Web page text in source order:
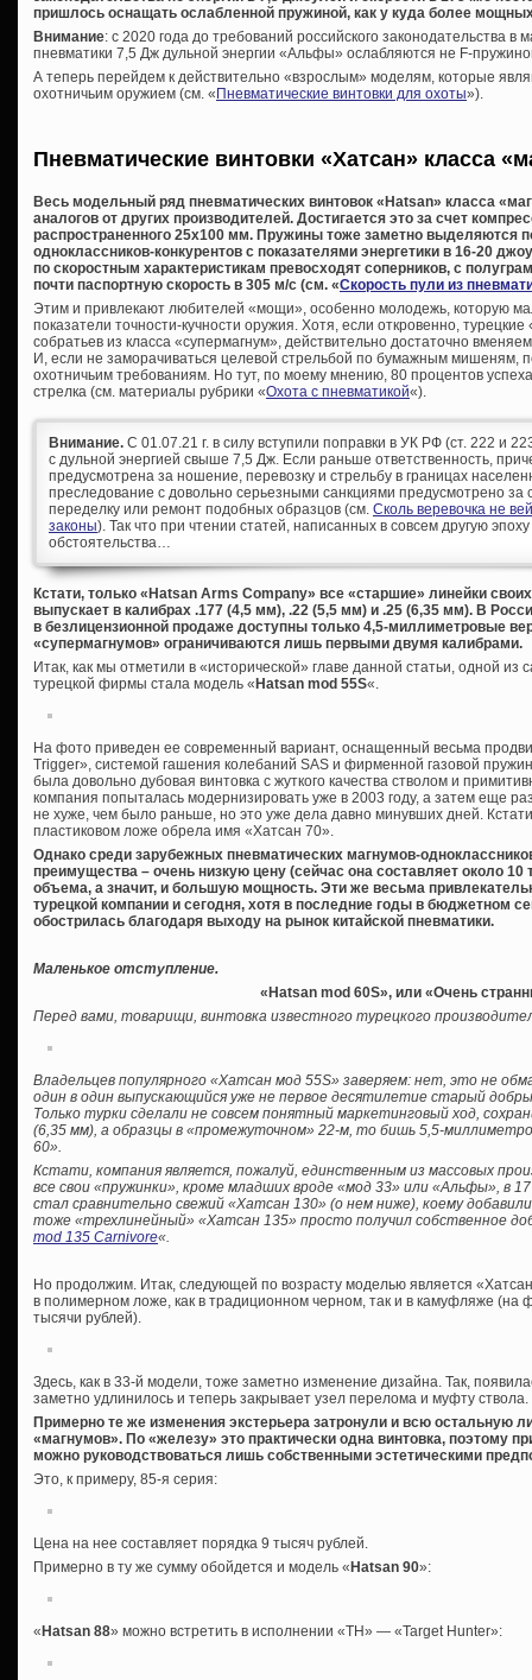
пришлось оснащать ослабленной пружиной, как у куда более
Внимание: с 2020 года до требований российского законодательства
пневматики 7,5 Дж дульной энергии «Альфы» ослабляются не F-
А теперь перейдем к действительно «взрослым» моделям, которые
охотничьим оружием (см. « Пневматические винтовки для охоты»).
Пневматические винтовки «Хатсан» класса
Весь модельный ряд пневматических винтовок «Hatsan» класса
аналогов от других производителей. Достигается это за счет
распространенного 25х100 мм. Пружины тоже заметно выделяются
одноклассников-конкурентов с показателями энергетики в 16-20
по скоростным характеристикам превосходят соперников, с
почти паспортную скорость в 305 м/с (см. «Скорость пули из
Этим и привлекают любителей «мощи», особенно молодежь, которую
показатели точности-кучности оружия. Хотя, если откровенно,
собратьев из класса «супермагнум», действительно достаточно
И, если не заморачиваться целевой стрельбой по бумажным мишеням,
охотничьим требованиям. Но тут, по моему мнению, 80 процентов
стрелка (см. материалы рубрики «Охота с пневматикой«).
Внимание. С 01.07.21 г. в силу вступили поправки в УК РФ (ст. 222 и
с дульной энергией свыше 7,5 Дж. Если раньше ответственность,
предусмотрена за ношение, перевозку и стрельбу в границах
преследование с довольно серьезными санкциями предусмотрено за
переделку или ремонт подобных образцов (см. Сколь веревочка не
законы). Так что при чтении статей, написанных в совсем другую
обстоятельства…
Кстати, только «Hatsan Arms Company» все «старшие» линейки
выпускает в калибрах .177 (4,5 мм), .22 (5,5 мм) и .25 (6,35 мм). В
в безлицензионной продаже доступны только 4,5-миллиметровые
«супермагнумов» ограничиваются лишь первыми двумя калибрами.
Итак, как мы отметили в «исторической» главе данной статьи, одной из
турецкой фирмы стала модель « Hatsan mod 55S«.
На фото приведен ее современный вариант, оснащенный весьма
Trigger», системой гашения колебаний SAS и фирменной газовой
была довольно дубовая винтовка с жуткого качества стволом и
компания попыталась модернизировать уже в 2003 году, а затем еще
не хуже, чем было раньше, но это уже дела давно минувших дней.
пластиковом ложе обрела имя «Хатсан 70».
Однако среди зарубежных пневматических магнумов-
преимущества – очень низкую цену (сейчас она составляет около
объема, а значит, и большую мощность. Эти же весьма
турецкой компании и сегодня, хотя в последние годы в бюджетном
обострилась благодаря выходу на рынок китайской пневматики.
Маленькое отступление.
«Hatsan mod 60S», или «Очень
Перед вами, товарищи, винтовка известного турецкого
Владельцев популярного «Хатсан мод 55S» заверяем: нет, это не
один в один выпускающийся уже не первое десятилетие старый
Только турки сделали не совсем понятный маркетинговый ход,
(6,35 мм), а образцы в «промежуточном» 22-м, то бишь 5,5-
60».
Кстати, компания является, пожалуй, единственным из массовых
все свои «пружинки», кроме младших вроде «мод 33» или «Альфы», в
стал сравнительно свежий «Хатсан 130» (о нем ниже), коему
тоже «трехлинейный» «Хатсан 135» просто получил собственное
mod 135 Carnivore«.
Но продолжим. Итак, следующей по возрасту моделью является
в полимерном ложе, как в традиционном черном, так и в камуфляже (на
тысячи рублей).
Здесь, как в 33-й модели, тоже заметно изменение дизайна. Так,
заметно удлинилось и теперь закрывает узел перелома и муфту
Примерно те же изменения экстерьера затронули и всю остальную
«магнумов». По «железу» это практически одна винтовка, поэтому
можно руководствоваться лишь собственными эстетическими
Это, к примеру, 85-я серия:
Цена на нее составляет порядка 9 тысяч рублей.
Примерно в ту же сумму обойдется и модель « Hatsan 90»:
« Hatsan 88» можно встретить в исполнении «TH» — «Target Hunter»: